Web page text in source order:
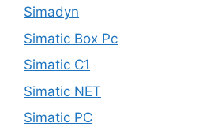
Simadyn
Simatic Box Pc
Simatic C1
Simatic NET
Simatic PC